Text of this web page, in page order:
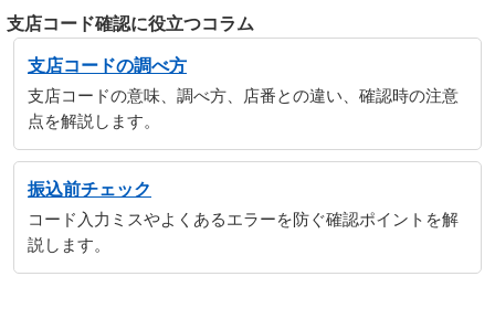
支店コード確認に役立つコラム
支店コードの調べ方
支店コードの意味、調べ方、店番との違い、確認時の注意
点を解説します。
振込前チェック
コード入力ミスやよくあるエラーを防ぐ確認ポイントを解
説します。